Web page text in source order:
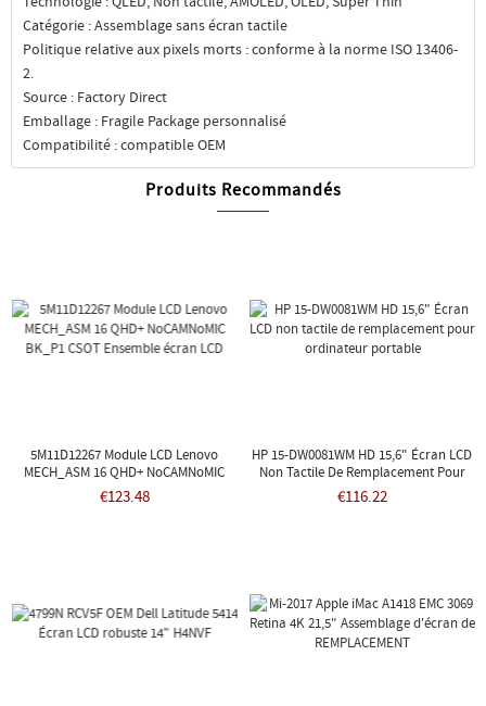
Catégorie : Assemblage sans écran tactile
Politique relative aux pixels morts : conforme à la norme ISO 13406-
2.
Source : Factory Direct
Emballage : Fragile Package personnalisé
Compatibilité : compatible OEM
Produits Recommandés
5M11D12267 Module LCD Lenovo
MECH_ASM 16 QHD+ NoCAMNoMIC
BK_P1 CSOT Ensemble Écran LCD
€123.48
HP 15-DW0081WM HD 15,6" Écran LCD
Non Tactile De Remplacement Pour
Ordinateur Portable
€116.22